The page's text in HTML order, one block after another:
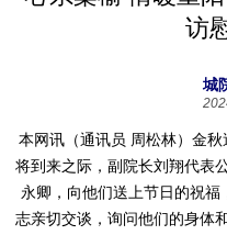
访
城
本网讯（通讯员 周松林）金
将到来之际，副院长刘翔代表
永卿，向他们送上节日的祝
志亲切交谈，询问他们的身体